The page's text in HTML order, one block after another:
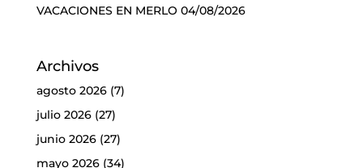
VACACIONES EN MERLO 04/08/2026
Archivos
agosto 2026(7)
julio 2026(27)
junio 2026(27)
mayo 2026(34)